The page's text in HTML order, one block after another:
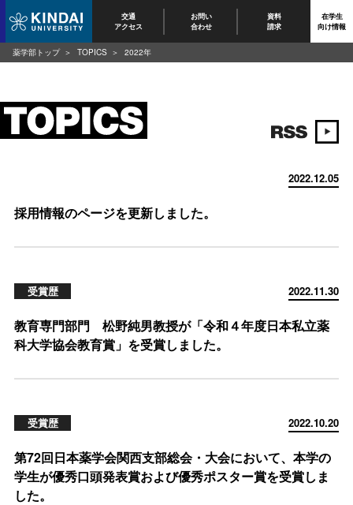
交通
アクセス
お問い
合わせ
資料
請求
在学生
向け情報
2022.12.05
採用情報のページを更新しました。
2022.11.30
受賞歴
教育専門部門 松野純男教授が「令和４年度日本私立薬
科大学協会教育賞」を受賞しました。
2022.10.20
受賞歴
第72回日本薬学会関西支部総会・大会において、本学の
学生が優秀口頭発表賞および優秀ポスター賞を受賞しま
した。
薬学部トップ TOPICS 2022年